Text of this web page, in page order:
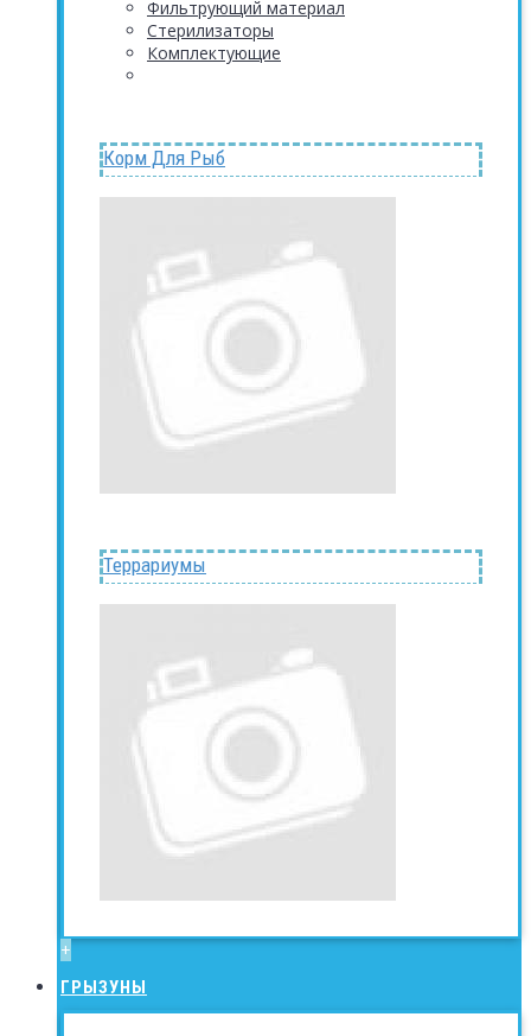
Фильтрующий материал
Стерилизаторы
Комплектующие
Корм Для Рыб
Террариумы
+
ГРЫЗУНЫ